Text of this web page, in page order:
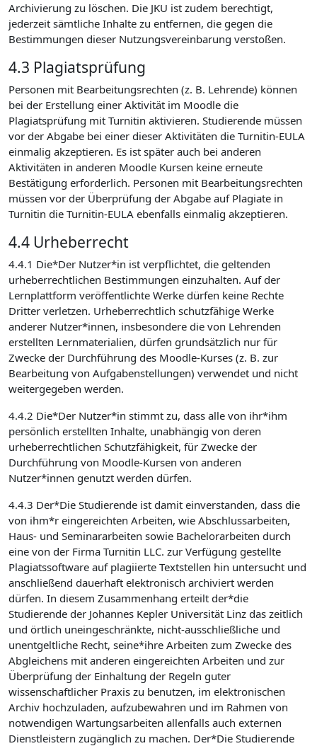
Archivierung zu löschen. Die JKU ist zudem berechtigt,
jederzeit sämtliche Inhalte zu entfernen, die gegen die
Bestimmungen dieser Nutzungsvereinbarung verstoßen.
4.3 Plagiatsprüfung
Personen mit Bearbeitungsrechten (z. B. Lehrende) können
bei der Erstellung einer Aktivität im Moodle die
Plagiatsprüfung mit Turnitin aktivieren. Studierende müssen
vor der Abgabe bei einer dieser Aktivitäten die Turnitin-EULA
einmalig akzeptieren. Es ist später auch bei anderen
Aktivitäten in anderen Moodle Kursen keine erneute
Bestätigung erforderlich. Personen mit Bearbeitungsrechten
müssen vor der Überprüfung der Abgabe auf Plagiate in
Turnitin die Turnitin-EULA ebenfalls einmalig akzeptieren.
4.4 Urheberrecht
4.4.1 Die*Der Nutzer*in ist verpflichtet, die geltenden
urheberrechtlichen Bestimmungen einzuhalten. Auf der
Lernplattform veröffentlichte Werke dürfen keine Rechte
Dritter verletzen. Urheberrechtlich schutzfähige Werke
anderer Nutzer*innen, insbesondere die von Lehrenden
erstellten Lernmaterialien, dürfen grundsätzlich nur für
Zwecke der Durchführung des Moodle-Kurses (z. B. zur
Bearbeitung von Aufgabenstellungen) verwendet und nicht
weitergegeben werden.
4.4.2 Die*Der Nutzer*in stimmt zu, dass alle von ihr*ihm
persönlich erstellten Inhalte, unabhängig von deren
urheberrechtlichen Schutzfähigkeit, für Zwecke der
Durchführung von Moodle-Kursen von anderen
Nutzer*innen genutzt werden dürfen.
4.4.3 Der*Die Studierende ist damit einverstanden, dass die
von ihm*r eingereichten Arbeiten, wie Abschlussarbeiten,
Haus- und Seminararbeiten sowie Bachelorarbeiten durch
eine von der Firma Turnitin LLC. zur Verfügung gestellte
Plagiatssoftware auf plagiierte Textstellen hin untersucht und
anschließend dauerhaft elektronisch archiviert werden
dürfen. In diesem Zusammenhang erteilt der*die
Studierende der Johannes Kepler Universität Linz das zeitlich
und örtlich uneingeschränkte, nicht-ausschließliche und
unentgeltliche Recht, seine*ihre Arbeiten zum Zwecke des
Abgleichens mit anderen eingereichten Arbeiten und zur
Überprüfung der Einhaltung der Regeln guter
wissenschaftlicher Praxis zu benutzen, im elektronischen
Archiv hochzuladen, aufzubewahren und im Rahmen von
notwendigen Wartungsarbeiten allenfalls auch externen
Dienstleistern zugänglich zu machen. Der*Die Studierende